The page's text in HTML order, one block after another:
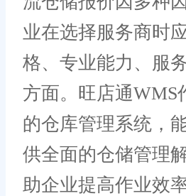
业在选择服务商时
格、专业能力、服
方面。旺店通WMS
的仓库管理系统，
供全面的仓储管理
助企业提高作业效